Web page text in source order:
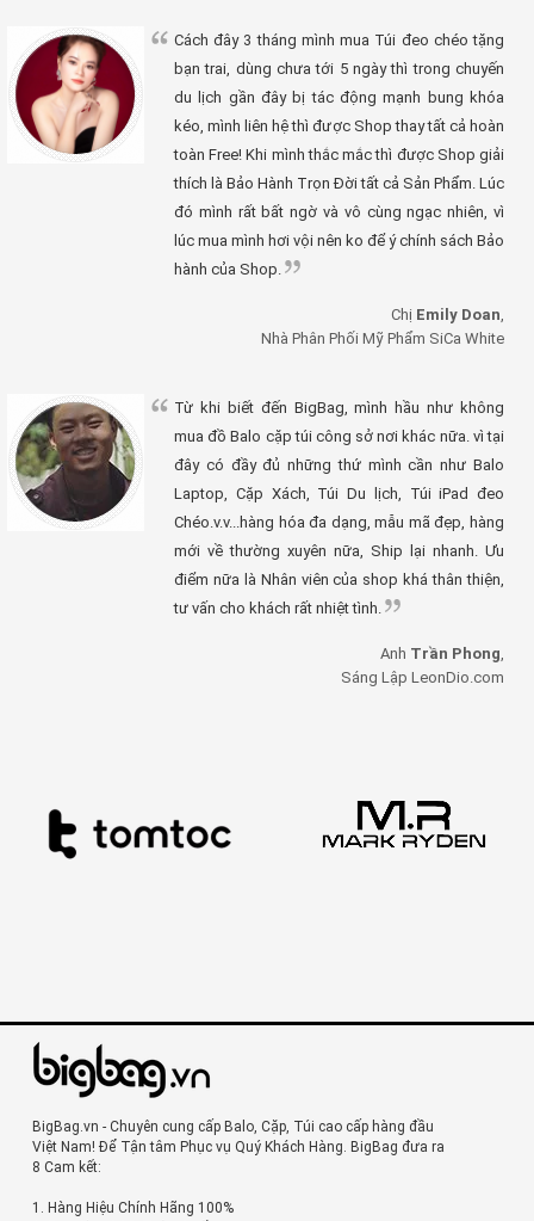
Cách đây 3 tháng mình mua Túi đeo chéo tặng
bạn trai, dùng chưa tới 5 ngày thì trong chuyến
du lịch gần đây bị tác động mạnh bung khóa
kéo, mình liên hệ thì được Shop thay tất cả hoàn
toàn Free! Khi mình thắc mắc thì được Shop giải
thích là Bảo Hành Trọn Đời tất cả Sản Phẩm. Lúc
đó mình rất bất ngờ và vô cùng ngạc nhiên, vì
lúc mua mình hơi vội nên ko để ý chính sách Bảo
hành của Shop.
Chị Emily Doan
Nhà Phân Phối Mỹ Phẩm SiCa White
Từ khi biết đến BigBag, mình hầu như không
mua đồ Balo cặp túi công sở nơi khác nữa. vì tại
đây có đầy đủ những thứ mình cần như Balo
Laptop, Cặp Xách, Túi Du lịch, Túi iPad đeo
Chéo.v.v...hàng hóa đa dạng, mẫu mã đẹp, hàng
mới về thường xuyên nữa, Ship lại nhanh. Ưu
điểm nữa là Nhân viên của shop khá thân thiện,
tư vấn cho khách rất nhiệt tình.
Anh Trần Phong
Sáng Lập LeonDio.com
BigBag.vn - Chuyên cung cấp Balo, Cặp, Túi cao cấp hàng đầu
Việt Nam! Để Tận tâm Phục vụ Quý Khách Hàng. BigBag đưa ra
8 Cam kết:
1. Hàng Hiệu Chính Hãng 100%